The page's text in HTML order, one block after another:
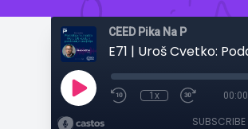
CEED Pika Na P
1x 00:00
SUBSCRIBE